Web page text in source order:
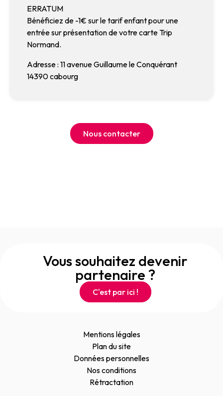
ERRATUM
Bénéficiez de -1€ sur le tarif enfant pour une
entrée sur présentation de votre carte Trip
Normand.
Adresse : 11 avenue Guillaume le Conquérant
14390 cabourg
Nous contacter
Vous souhaitez devenir
partenaire ?
C'est par ici !
Mentions légales
Plan du site
Données personnelles
Nos conditions
Rétractation